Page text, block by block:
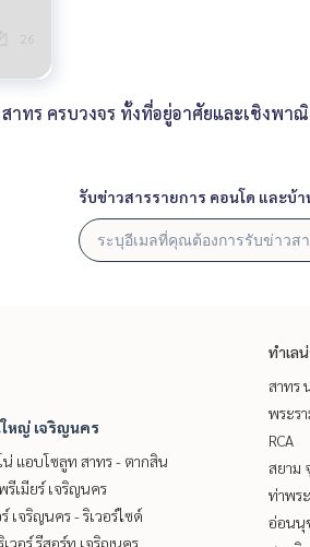
26
ทร ครบวงจร ทั้งที่อยู่อาศัยและเชิงพา
รับข่าวสารรายการ คอนโด และบ้า
ใหญ่ เจริญนคร
น่ แอบโซลูท สาทร - ตากสิน
รีเมียร์ เจริญนคร
เจริญนคร - ริเวอร์ไซด์
วอร์ รีสอร์ท เจริญนคร
ทำเล
สาทร
พระร
RCA
สยาม
ท่าพร
อ่อนนุ